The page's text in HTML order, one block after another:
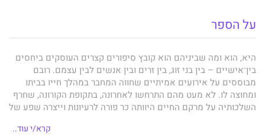
על הספר
היא, הוא ומה שביניהם הוא קובץ סיפורים קצרים העוסקים ביחסים
בין־אישיים – בין בני זוג, בין זרים ובין אנשים לבין עצמם. רובם
מבוססים על אירועים אמיתיים שחווה המחבר במהלך חייו בביתו
ומחוצה לו. לא מעט מהם התרחשו לאחרונה, בתקופת הקורונה, שחרף
השלכותיה על מרקם החיים היוותה כר פורה לרעיונות וייצרה שפע של
קרא/י עוד..